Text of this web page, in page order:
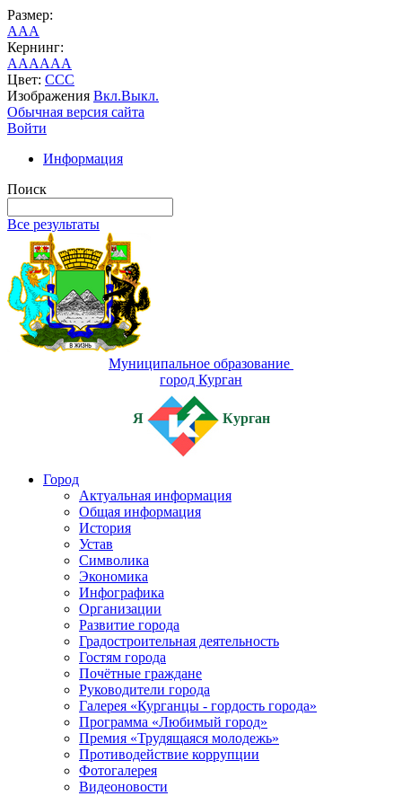
Размер:
AAA
Кернинг:
AAAAAA
Цвет: CCC
Изображения Вкл.Выкл.
Обычная версия сайта
Войти
Информация
Поиск
Все результаты
Муниципальное образование
город Курган
Я Курган
Город
Актуальная информация
Общая информация
История
Устав
Символика
Экономика
Инфографика
Организации
Развитие города
Градостроительная деятельность
Гостям города
Почётные граждане
Руководители города
Галерея «Курганцы - гордость города»
Программа «Любимый город»
Премия «Трудящаяся молодежь»
Противодействие коррупции
Фотогалерея
Видеоновости